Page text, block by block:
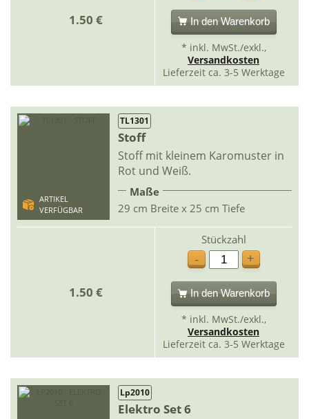
1.50 € In den Warenkorb
* inkl. MwSt./exkl.,
Versandkosten
Lieferzeit ca. 3-5 Werktage
ARTIKEL
VERFÜGBAR
TL1301
Stoff
Stoff mit kleinem Karomuster in
Rot und Weiß.
Maße
29 cm Breite x 25 cm Tiefe
1.50 €
Stückzahl
-
+
In den Warenkorb
* inkl. MwSt./exkl.,
Versandkosten
Lieferzeit ca. 3-5 Werktage
Lp2010
Elektro Set 6